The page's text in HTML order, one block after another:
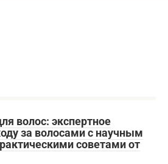
волос: экспертное
за волосами с научным
советами от